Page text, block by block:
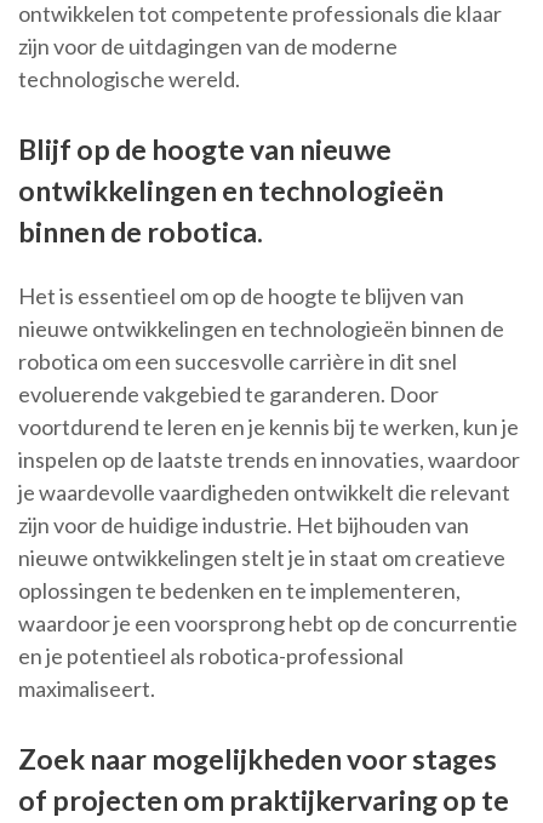
ontwikkelen tot competente professionals die klaar
zijn voor de uitdagingen van de moderne
technologische wereld.
Blijf op de hoogte van nieuwe
ontwikkelingen en technologieën
binnen de robotica.
Het is essentieel om op de hoogte te blijven van
nieuwe ontwikkelingen en technologieën binnen de
robotica om een succesvolle carrière in dit snel
evoluerende vakgebied te garanderen. Door
voortdurend te leren en je kennis bij te werken, kun je
inspelen op de laatste trends en innovaties, waardoor
je waardevolle vaardigheden ontwikkelt die relevant
zijn voor de huidige industrie. Het bijhouden van
nieuwe ontwikkelingen stelt je in staat om creatieve
oplossingen te bedenken en te implementeren,
waardoor je een voorsprong hebt op de concurrentie
en je potentieel als robotica-professional
maximaliseert.
Zoek naar mogelijkheden voor stages
of projecten om praktijkervaring op te